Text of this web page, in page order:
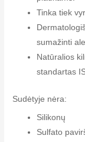
Tinka tiek
sumažinti
Natūralios
standartas
Sudėtyje nėra:
Silikonų
Sulfato